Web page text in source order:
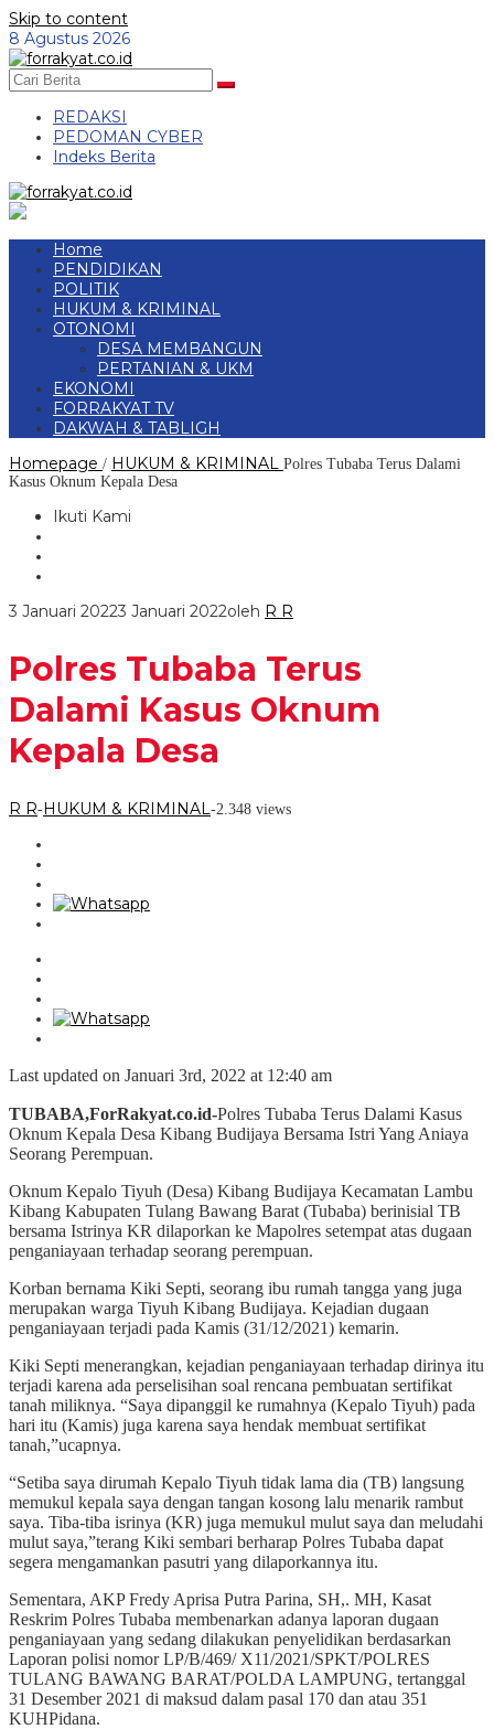
Skip to content
8 Agustus 2026
REDAKSI
PEDOMAN CYBER
Indeks Berita
Home
PENDIDIKAN
POLITIK
HUKUM & KRIMINAL
OTONOMI
DESA MEMBANGUN
PERTANIAN & UKM
EKONOMI
FORRAKYAT TV
DAKWAH & TABLIGH
Homepage / HUKUM & KRIMINAL Polres Tubaba Terus Dalami
Kasus Oknum Kepala Desa
Ikuti Kami
3 Januari 20223 Januari 2022oleh R R
Polres Tubaba Terus
Dalami Kasus Oknum
Kepala Desa
R R-HUKUM & KRIMINAL-2.348 views
Last updated on Januari 3rd, 2022 at 12:40 am
TUBABA,ForRakyat.co.id-Polres Tubaba Terus Dalami Kasus
Oknum Kepala Desa Kibang Budijaya Bersama Istri Yang Aniaya
Seorang Perempuan.
Oknum Kepalo Tiyuh (Desa) Kibang Budijaya Kecamatan Lambu
Kibang Kabupaten Tulang Bawang Barat (Tubaba) berinisial TB
bersama Istrinya KR dilaporkan ke Mapolres setempat atas dugaan
penganiayaan terhadap seorang perempuan.
Korban bernama Kiki Septi, seorang ibu rumah tangga yang juga
merupakan warga Tiyuh Kibang Budijaya. Kejadian dugaan
penganiayaan terjadi pada Kamis (31/12/2021) kemarin.
Kiki Septi menerangkan, kejadian penganiayaan terhadap dirinya itu
terjadi karena ada perselisihan soal rencana pembuatan sertifikat
tanah miliknya. “Saya dipanggil ke rumahnya (Kepalo Tiyuh) pada
hari itu (Kamis) juga karena saya hendak membuat sertifikat
tanah,”ucapnya.
“Setiba saya dirumah Kepalo Tiyuh tidak lama dia (TB) langsung
memukul kepala saya dengan tangan kosong lalu menarik rambut
saya. Tiba-tiba isrinya (KR) juga memukul mulut saya dan meludahi
mulut saya,”terang Kiki sembari berharap Polres Tubaba dapat
segera mengamankan pasutri yang dilaporkannya itu.
Sementara, AKP Fredy Aprisa Putra Parina, SH,. MH, Kasat
Reskrim Polres Tubaba membenarkan adanya laporan dugaan
penganiayaan yang sedang dilakukan penyelidikan berdasarkan
Laporan polisi nomor LP/B/469/ X11/2021/SPKT/POLRES
TULANG BAWANG BARAT/POLDA LAMPUNG, tertanggal
31 Desember 2021 di maksud dalam pasal 170 dan atau 351
KUHPidana.